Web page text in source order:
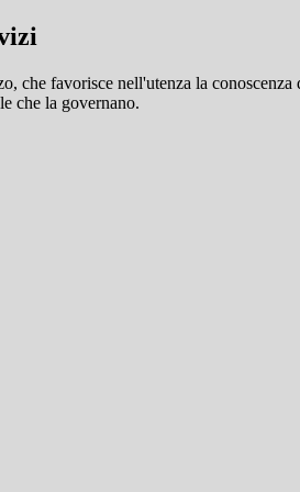
che favorisce nell'utenza la conoscenza
che la governano.